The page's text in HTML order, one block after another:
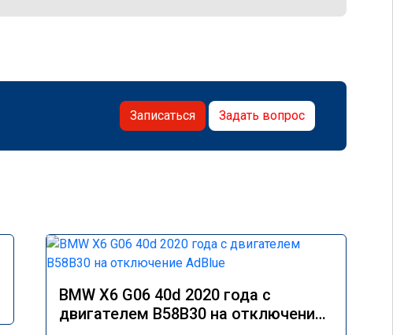
Записаться Задать вопрос
BMW X6 G06 40d 2020 года с
двигателем B58B30 на отключение